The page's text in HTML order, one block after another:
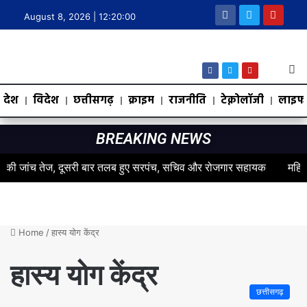
August 8, 2026 | 12:20:00
देश विदेश छत्तीसगढ़ क्राइम राजनीति टेक्नोलॉजी
BREAKING NEWS
तेज, दूसरी बार तलब हुए सरपंच, सचिव और रोजगार सहायक महिलाओं के
Home /हास्य योग केंद्र
हास्य योग केंद्र छत्तीसगढ़